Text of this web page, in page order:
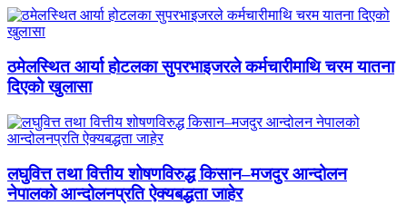
ठमेलस्थित आर्या होटलका सुपरभाइजरले कर्मचारीमाथि चरम यातना
दिएको खुलासा
लघुवित्त तथा वित्तीय शोषणविरुद्ध किसान–मजदुर आन्दोलन
नेपालको आन्दोलनप्रति ऐक्यबद्धता जाहेर